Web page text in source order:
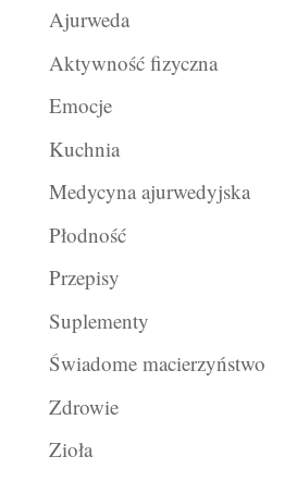
Ajurweda
Aktywność fizyczna
Emocje
Kuchnia
Medycyna ajurwedyjska
Płodność
Przepisy
Suplementy
Świadome macierzyństwo
Zdrowie
Zioła